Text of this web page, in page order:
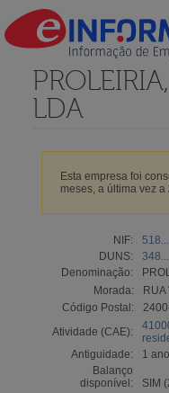
LDA
Esta empresa foi
meses, a última vez a
NIF:
518...
DUNS:
348...
Denominação:
Morada:
RUA
Código Postal:
Atividade (CAE):
Antiguidade:
1
Balanço
disponível:
SIM